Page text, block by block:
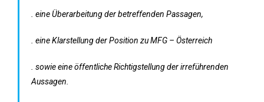
. eine Überarbeitung der betreffenden Passagen,
. eine Klarstellung der Position zu MFG – Österreich
. sowie eine öffentliche Richtigstellung der irreführenden
Aussagen.